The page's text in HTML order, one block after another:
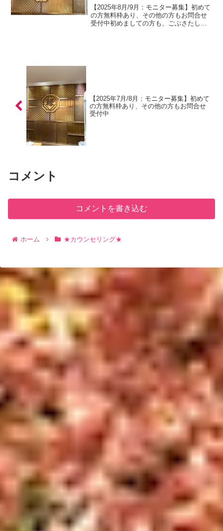
【2025年8月/9月：モニター募集】初めて
の方無料枠あり、その他の方もお問合せ
受付中初めましての方も、ごぶさたして
【2025年7月/8月：モニター募集】初めて
の方無料枠あり、その他の方もお問合せ
受付中
コメント
コメントを書き込む
ホーム ★カウンセリング★